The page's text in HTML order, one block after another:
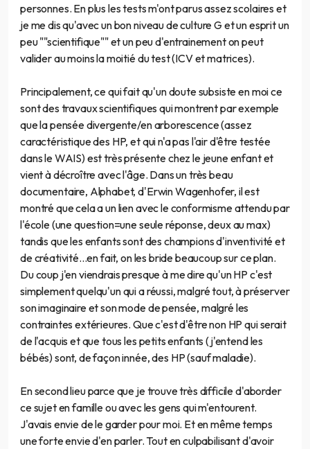
personnes. En plus les tests m'ont parus assez scolaires et
je me dis qu'avec un bon niveau de culture G et un esprit un
peu ""scientifique"" et un peu d'entrainement on peut
valider au moins la moitié du test (ICV et matrices).
Principalement, ce qui fait qu'un doute subsiste en moi ce
sont des travaux scientifiques qui montrent par exemple
que la pensée divergente/en arborescence (assez
caractéristique des HP, et qui n'a pas l'air d'être testée
dans le WAIS) est très présente chez le jeune enfant et
vient à décroître avec l'âge. Dans un très beau
documentaire, Alphabet, d'Erwin Wagenhofer, il est
montré que cela a un lien avec le conformisme attendu par
l'école (une question=une seule réponse, deux au max)
tandis que les enfants sont des champions d'inventivité et
de créativité...en fait, on les bride beaucoup sur ce plan.
Du coup j'en viendrais presque à me dire qu'un HP c'est
simplement quelqu'un qui a réussi, malgré tout, à préserver
son imaginaire et son mode de pensée, malgré les
contraintes extérieures. Que c'est d'être non HP qui serait
de l'acquis et que tous les petits enfants (j'entend les
bébés) sont, de façon innée, des HP (sauf maladie).
En second lieu parce que je trouve très difficile d'aborder
ce sujet en famille ou avec les gens qui m'entourent.
J'avais envie de le garder pour moi. Et en même temps
une forte envie d'en parler. Tout en culpabilisant d'avoir